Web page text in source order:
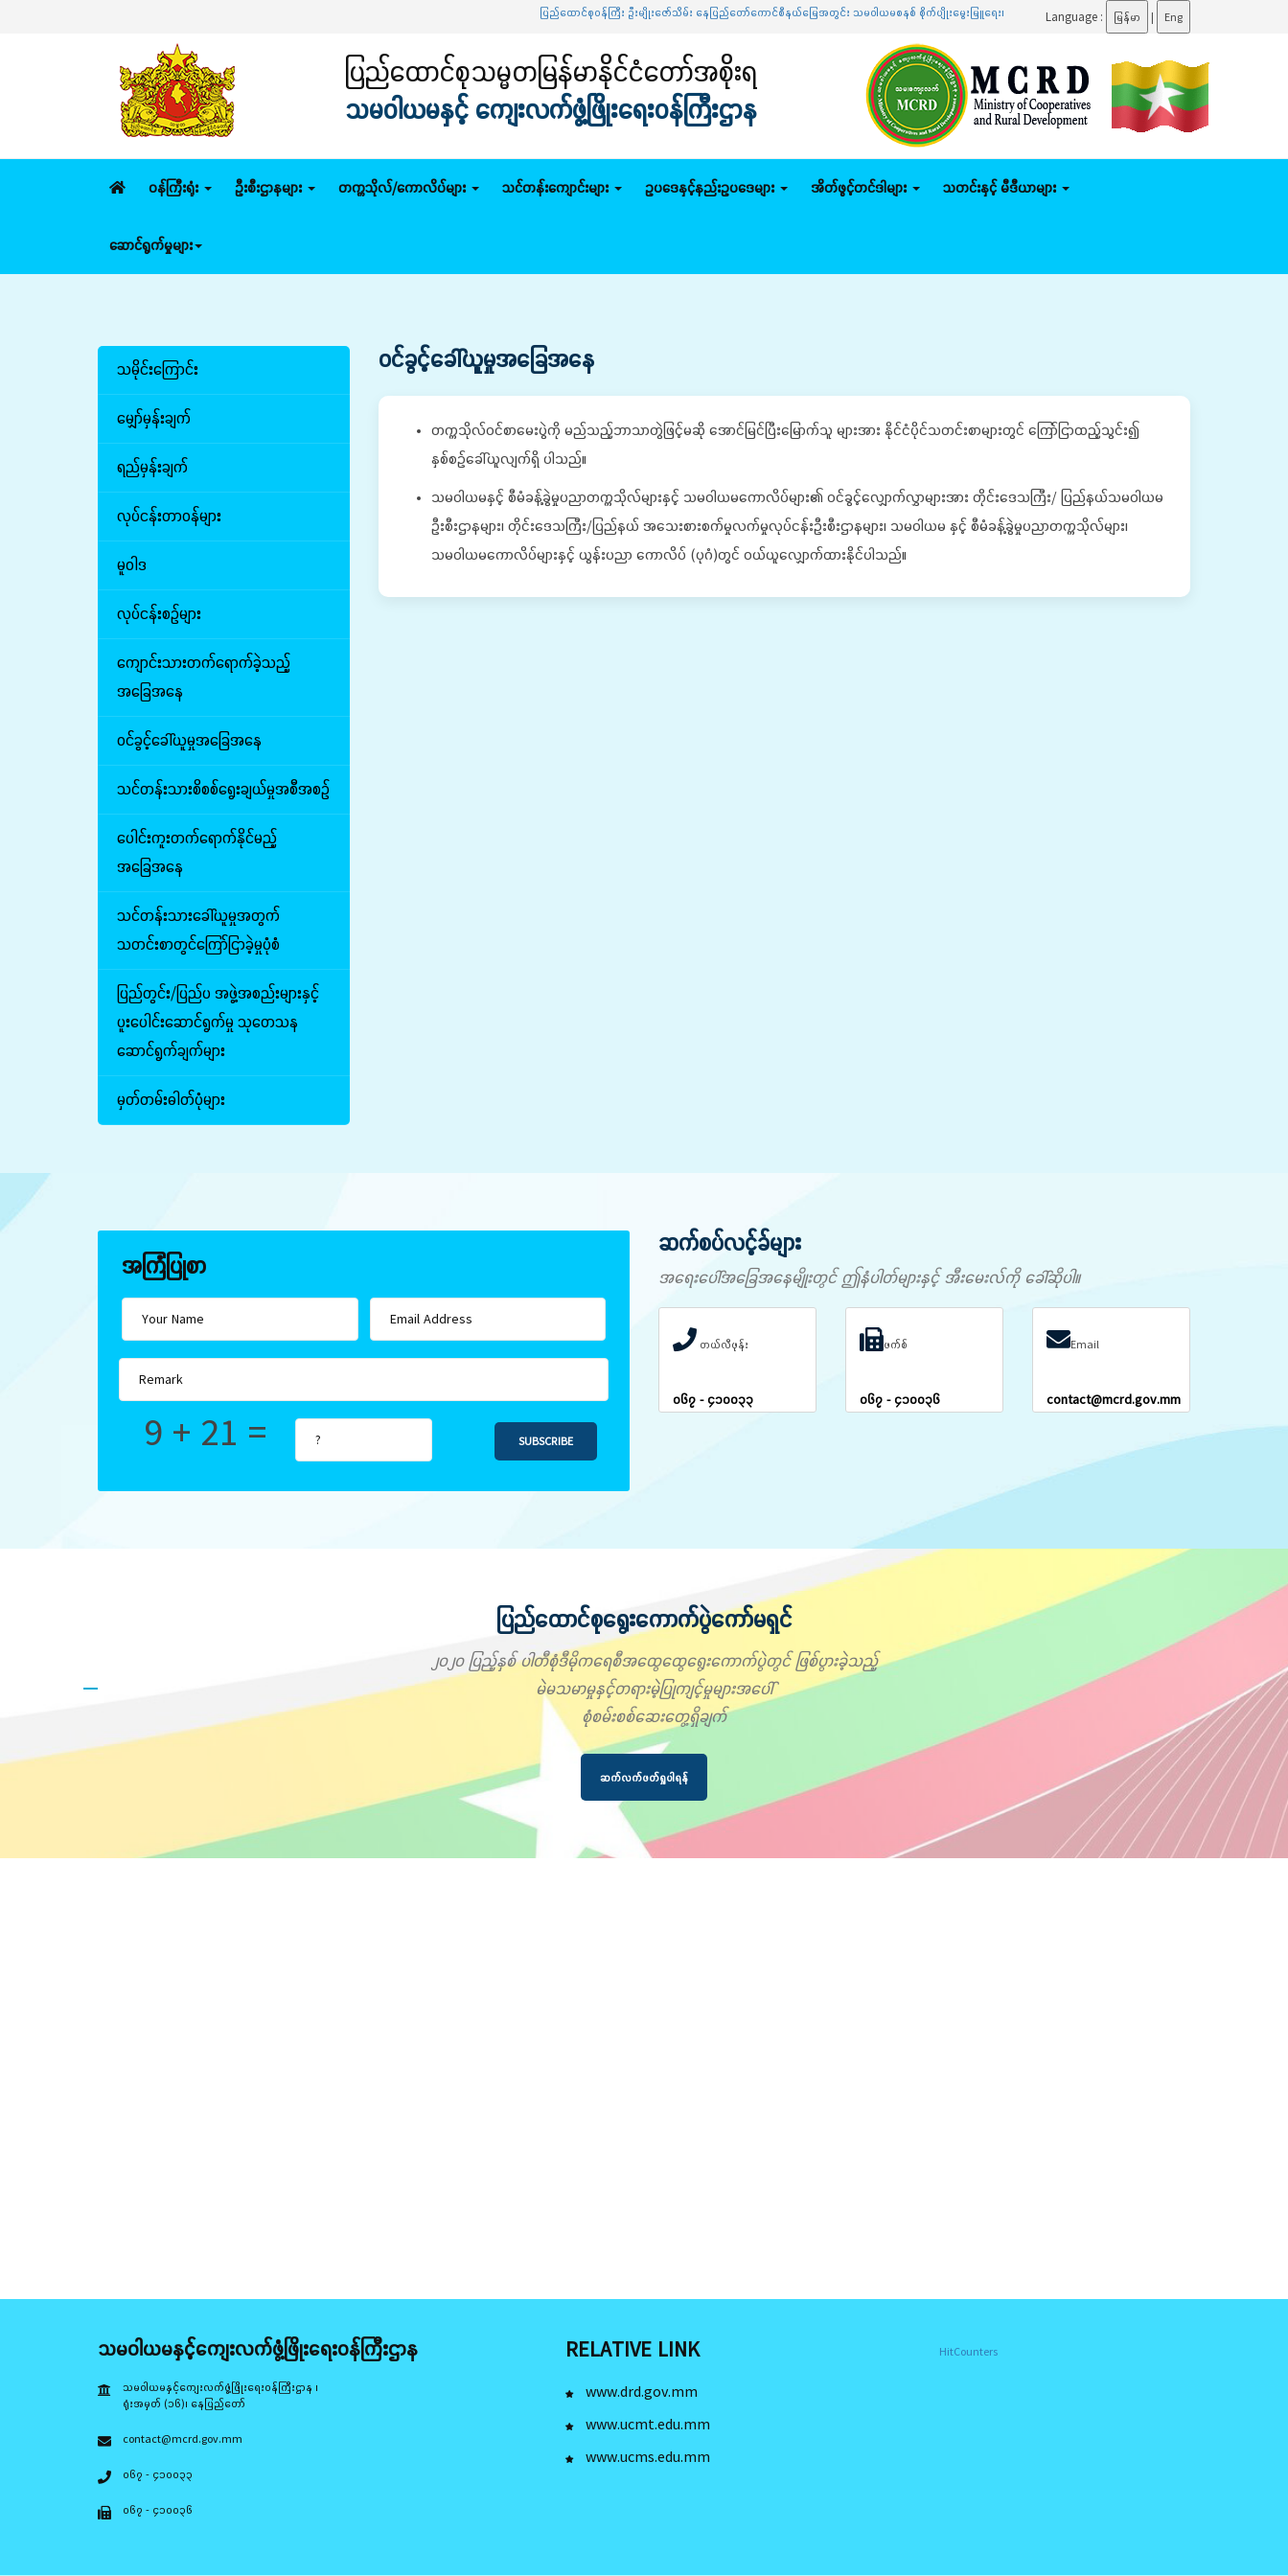
ပြည်ထောင်စုဝန်ကြီး ဦးမျိုးဇော်သိမ်း နေပြည်တော်ကောင်စီနယ်မြေအတွင်း သမဝါယမစနစ် စိုက်ပျိုးမွေးမြူရေး၊ မိသားစုဝင်ငွေတိုးပွားရေး၊ ဒေသဖွံ့ဖြိုးရေးလုပ်ငန်းများ ကွင်းဆင်းဆေ
Language : မြန်မာ | Eng
ပြည်ထောင်စုသမ္မတမြန်မာနိုင်ငံတော်အစိုးရ
သမဝါယမနှင့် ကျေးလက်ဖွံ့ဖြိုးရေးဝန်ကြီးဌာန
ဝန်ကြီးရုံး ဦးစီးဌာနများ တက္ကသိုလ်/ကောလိပ်များ သင်တန်းကျောင်းများ ဥပဒေနှင့်နည်းဥပဒေများ အိတ်ဖွင့်တင်ဒါများ သတင်းနှင့် မီဒီယာများ
ဆောင်ရွက်မှုများ
သမိုင်းကြောင်း
မျှော်မှန်းချက်
ရည်မှန်းချက်
လုပ်ငန်းတာဝန်များ
မူဝါဒ
လုပ်ငန်းစဉ်များ
ကျောင်းသားတက်ရောက်ခဲ့သည့်
အခြေအနေ
ဝင်ခွင့်ခေါ်ယူမှုအခြေအနေ
သင်တန်းသားစိစစ်ရွေးချယ်မှုအစီအစဉ်
ပေါင်းကူးတက်ရောက်နိုင်မည့်
အခြေအနေ
သင်တန်းသားခေါ်ယူမှုအတွက်
သတင်းစာတွင်ကြော်ငြာခဲ့မှုပုံစံ
ပြည်တွင်း/ပြည်ပ အဖွဲ့အစည်းများနှင့်
ပူးပေါင်းဆောင်ရွက်မှု သုတေသန
ဆောင်ရွက်ချက်များ
မှတ်တမ်းဓါတ်ပုံများ
ဝင်ခွင့်ခေါ်ယူမှုအခြေအနေ
တက္ကသိုလ်ဝင်စာမေးပွဲကို မည်သည့်ဘာသာတွဲဖြင့်မဆို အောင်မြင်ပြီးမြောက်သူ များအား နိုင်ငံပိုင်သတင်းစာများတွင် ကြော်ငြာထည့်သွင်း၍
နှစ်စဉ်ခေါ်ယူလျက်ရှိ ပါသည်။
သမဝါယမနှင့် စီမံခန့်ခွဲမှုပညာတက္ကသိုလ်များနှင့် သမဝါယမကောလိပ်များ၏ ဝင်ခွင့်လျှောက်လွှာများအား တိုင်းဒေသကြီး/ ပြည်နယ်သမဝါယမ
ဦးစီးဌာနများ၊ တိုင်းဒေသကြီး/ပြည်နယ် အသေးစားစက်မှုလက်မှုလုပ်ငန်းဦးစီးဌာနများ၊ သမဝါယမ နှင့် စီမံခန့်ခွဲမှုပညာတက္ကသိုလ်များ၊
သမဝါယမကောလိပ်များနှင့် ယွန်းပညာ ကောလိပ် (ပုဂံ)တွင် ဝယ်ယူလျှောက်ထားနိုင်ပါသည်။
အကြံပြုစာ
9 + 21 = SUBSCRIBE
ဆက်စပ်လင့်ခ်များ
အရေးပေါ်အခြေအနေမျိုးတွင် ဤနံပါတ်များနှင့် အီးမေးလ်ကို ခေါ်ဆိုပါ။
တယ်လီဖုန်း
၀၆၇ - ၄၁၀၀၃၃
ဖက်စ်
၀၆၇ - ၄၁၀၀၃၆
Email
contact@mcrd.gov.mm
ပြည်ထောင်စုရွေးကောက်ပွဲကော်မရှင်
၂၀၂၀ ပြည့်နှစ် ပါတီစုံဒီမိုကရေစီအထွေထွေရွေးကောက်ပွဲတွင် ဖြစ်ပွားခဲ့သည့်
မဲမသမာမှုနှင့်တရားမဲ့ပြုကျင့်မှုများအပေါ်
စုံစမ်းစစ်ဆေးတွေ့ရှိချက်
ဆက်လက်ဖတ်ရှုပါရန်
သမဝါယမနှင့်ကျေးလက်ဖွံ့ဖြိုးရေးဝန်ကြီးဌာန
သမဝါယမနှင့်ကျေးလက်ဖွံ့ဖြိုးရေးဝန်ကြီးဌာန ၊
ရုံးအမှတ် (၁၆)၊ နေပြည်တော်
contact@mcrd.gov.mm
၀၆၇ - ၄၁၀၀၃၃
၀၆၇ - ၄၁၀၀၃၆
RELATIVE LINK
www.drd.gov.mm
www.ucmt.edu.mm
www.ucms.edu.mm
HitCounters